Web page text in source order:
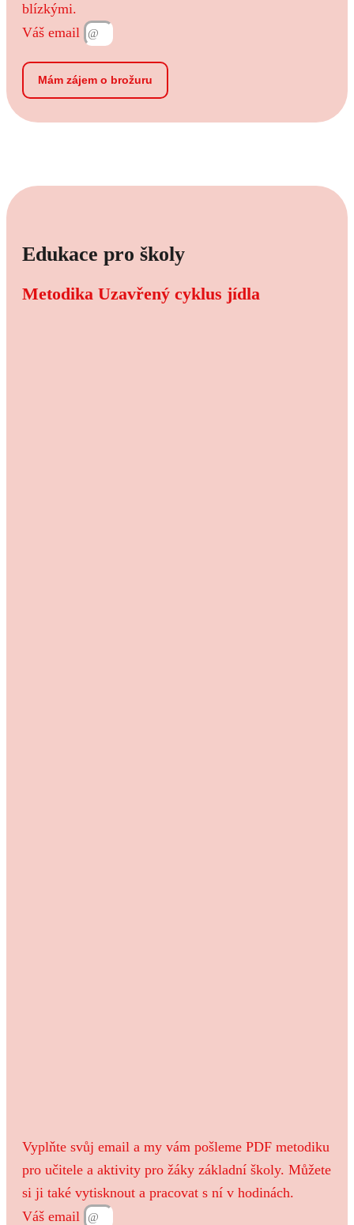
blízkými.
Váš email
Mám zájem o brožuru
Edukace pro školy
Metodika Uzavřený cyklus jídla
Vyplňte svůj email a my vám pošleme PDF metodiku
pro učitele a aktivity pro žáky základní školy. Můžete
si ji také vytisknout a pracovat s ní v hodinách.
Váš email